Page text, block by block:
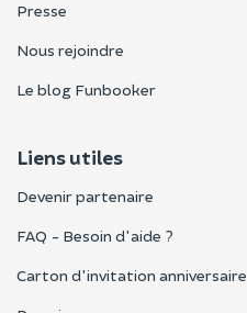
Presse
Nous rejoindre
Le blog Funbooker
Liens utiles
Devenir partenaire
FAQ - Besoin d'aide ?
Carton d'invitation anniversaire